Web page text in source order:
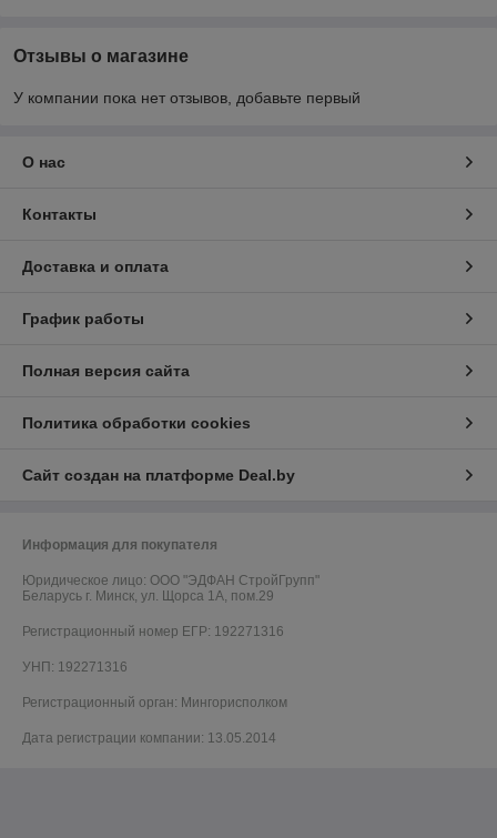
Отзывы о магазине
У компании пока нет отзывов, добавьте первый
О нас
Контакты
Доставка и оплата
График работы
Полная версия сайта
Политика обработки cookies
Сайт создан на платформе Deal.by
Информация для покупателя
Юридическое лицо: ООО "ЭДФАН СтройГрупп"
Беларусь г. Минск, ул. Щорса 1А, пом.29
Регистрационный номер ЕГР: 192271316
УНП: 192271316
Регистрационный орган: Мингорисполком
Дата регистрации компании: 13.05.2014